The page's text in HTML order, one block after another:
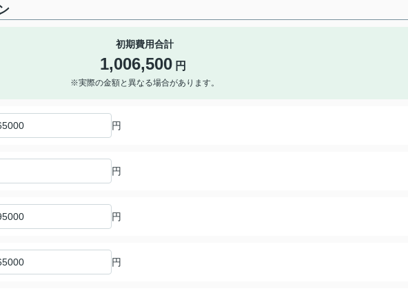
初期費用合計
1,006,500 円
※実際の金額と異なる場合があります。
円
円
円
円